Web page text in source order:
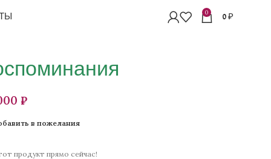
0 0 ₽
₽
в пожелания
продукт прямо сейчас!